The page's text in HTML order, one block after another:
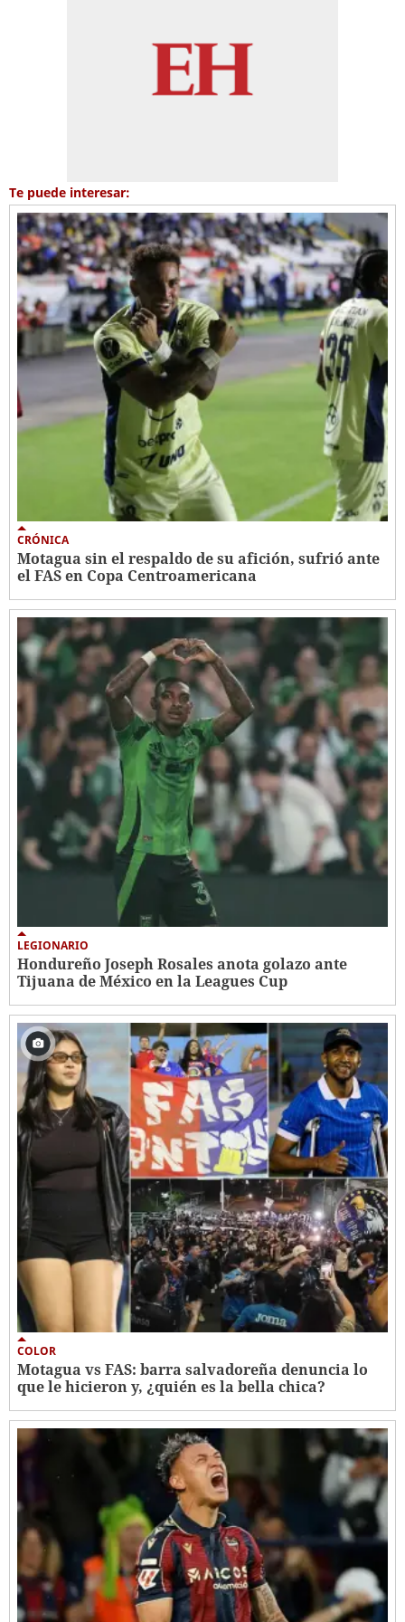
Te puede interesar:
CRÓNICA
Motagua sin el respaldo de su afición, sufrió ante
el FAS en Copa Centroamericana
LEGIONARIO
Hondureño Joseph Rosales anota golazo ante
Tijuana de México en la Leagues Cup
COLOR
Motagua vs FAS: barra salvadoreña denuncia lo
que le hicieron y, ¿quién es la bella chica?